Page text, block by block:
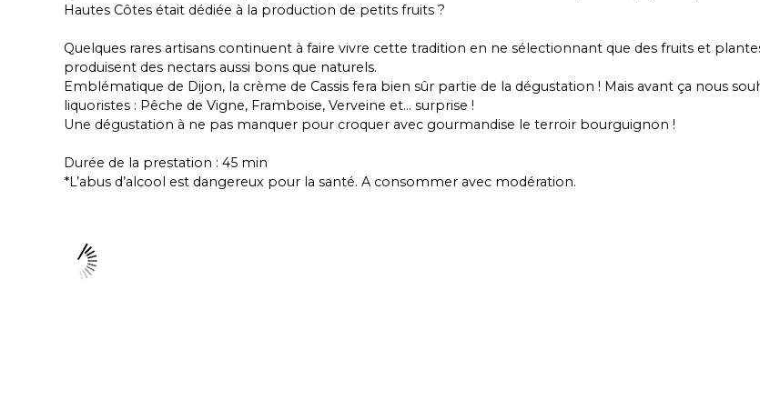
Hautes Côtes était dédiée à la production de petits fruits ?
Quelques rares artisans continuent à faire vivre cette tradition en ne sélectionnant que des fruits et
produisent des nectars aussi bons que naturels.
Emblématique de Dijon, la crème de Cassis fera bien sûr partie de la dégustation ! Mais avant ça nous
liquoristes : Pêche de Vigne, Framboise, Verveine et… surprise !
Une dégustation à ne pas manquer pour croquer avec gourmandise le terroir bourguignon !
​Durée de la prestation : 45 min
*L’abus d’alcool est dangereux pour la santé. A consommer avec modération.